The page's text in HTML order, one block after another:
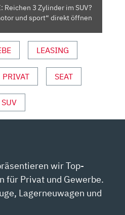
Reichen 3 Zylinder im SUV?
und sport“ direkt öffnen
LEASING
PRIVAT SEAT
SUV
wir Top-
für Privat und Gewerbe.
Lagerneuwagen und